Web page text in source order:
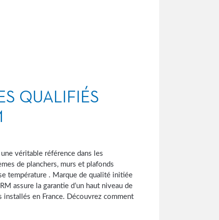
QUALIFIÉS
une véritable référence dans les
de planchers, murs et plafonds
température . Marque de qualité initiée
assure la garantie d’un haut niveau de
en France. Découvrez comment